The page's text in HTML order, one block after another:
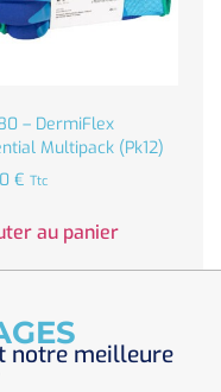
– DermiFlex
Multipack (Pk12)
€ Ttc
au panier
notre meilleure